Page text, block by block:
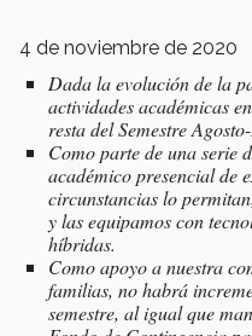
4 de noviembre de 2020
Dada la evolución de la
actividades académicas
resta del Semestre
Como parte de una serie
académico presencial de
circunstancias lo
y las equipamos con
híbridas.
Como apoyo a nuestra
familias, no habrá
semestre, al igual que